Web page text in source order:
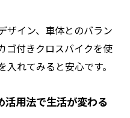
ザイン、車体とのバラン
ゴ付きクロスバイクを使
れてみると安心です。
活用法で生活が変わる